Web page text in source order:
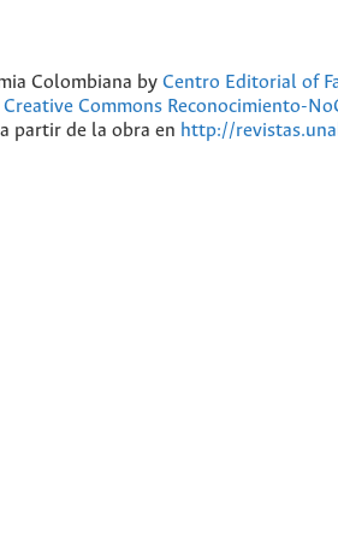
Colombiana by Centro Editorial of
Creative Commons Reconocimiento-
partir de la obra en http://